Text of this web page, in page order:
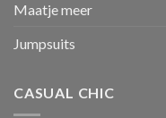
Maatje meer
Jumpsuits
CASUAL CHIC